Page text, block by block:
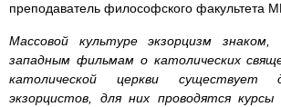
преподаватель философского факультета
Массовой культуре экзорцизм
западным фильмам о католических
католической церкви существует
экзорцистов, для них проводятся